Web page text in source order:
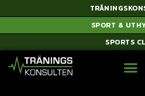
SPORT &
SPORTS